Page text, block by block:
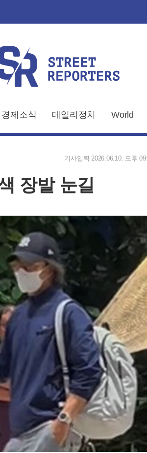
경제소식 데일리정치 World
장발 눈길
기사입력 2026.06.10. 오후